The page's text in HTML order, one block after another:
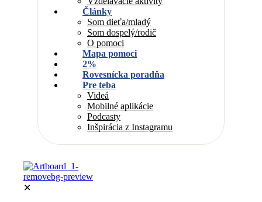
Články
Som dieťa/mladý
Som dospelý/rodič
O pomoci
Mapa pomoci
2%
Rovesnícka poradňa
Pre teba
Videá
Mobilné aplikácie
Podcasty
Inšpirácia z Instagramu
✕